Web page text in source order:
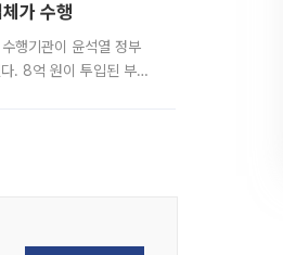
가 수행
행기관이 윤석열 정부
. 8억 원이 투입된 부산